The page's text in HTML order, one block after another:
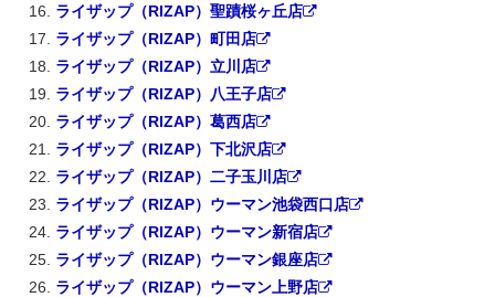
ライザップ（RIZAP）聖蹟桜ヶ丘店
ライザップ（RIZAP）町田店
ライザップ（RIZAP）立川店
ライザップ（RIZAP）八王子店
ライザップ（RIZAP）葛西店
ライザップ（RIZAP）下北沢店
ライザップ（RIZAP）二子玉川店
ライザップ（RIZAP）ウーマン池袋西口店
ライザップ（RIZAP）ウーマン新宿店
ライザップ（RIZAP）ウーマン銀座店
ライザップ（RIZAP）ウーマン上野店